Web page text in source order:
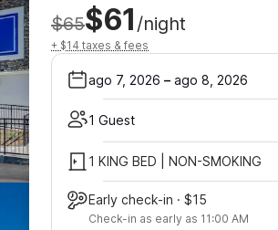
$65$61 /night
+ $14 taxes & fees
ago 7, 2026 – ago 8, 2026
1 Guest
1 KING BED | NON-SMOKING
Early check-in · $15
Check-in as early as 11:00 AM